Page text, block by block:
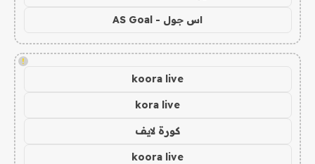
اس جول - AS Goal
!
koora live
kora live
كورة لايف
koora live